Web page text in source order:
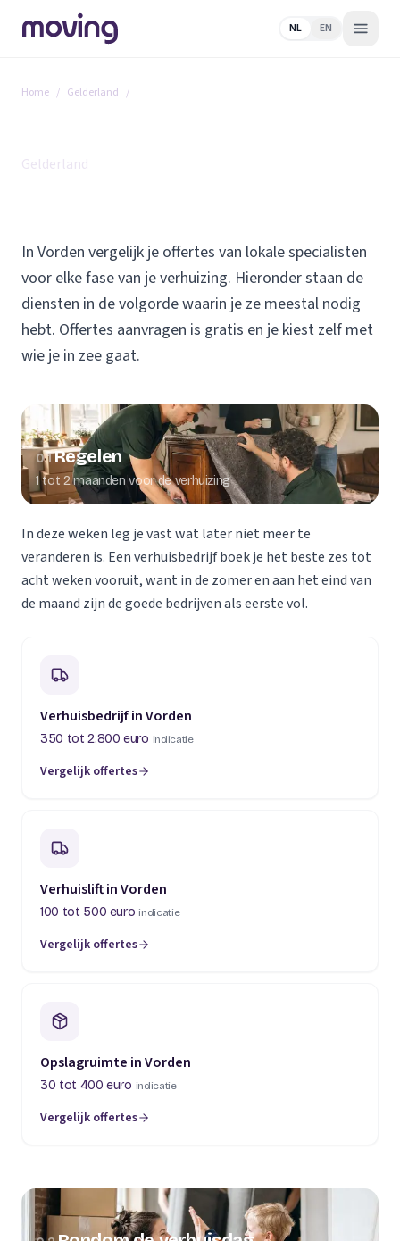
NL EN
Home / Gelderland /
Gelderland
In Vorden vergelijk je offertes van lokale specialisten
voor elke fase van je verhuizing. Hieronder staan de
diensten in de volgorde waarin je ze meestal nodig
hebt. Offertes aanvragen is gratis en je kiest zelf met
wie je in zee gaat.
01Regelen
1 tot 2 maanden voor de verhuizing
In deze weken leg je vast wat later niet meer te
veranderen is. Een verhuisbedrijf boek je het beste zes tot
acht weken vooruit, want in de zomer en aan het eind van
de maand zijn de goede bedrijven als eerste vol.
Verhuisbedrijf in Vorden
350 tot 2.800 euro indicatie
Vergelijk offertes
Verhuislift in Vorden
100 tot 500 euro indicatie
Vergelijk offertes
Opslagruimte in Vorden
30 tot 400 euro indicatie
Vergelijk offertes